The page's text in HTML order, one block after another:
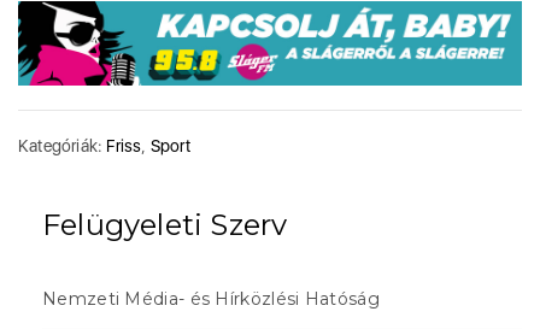
Kategóriák: Friss Sport
Felügyeleti Szerv
Nemzeti Média- és Hírközlési Hatóság